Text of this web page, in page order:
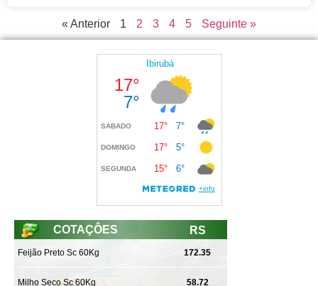
« Anterior 1 2 3 4 5 Seguinte »